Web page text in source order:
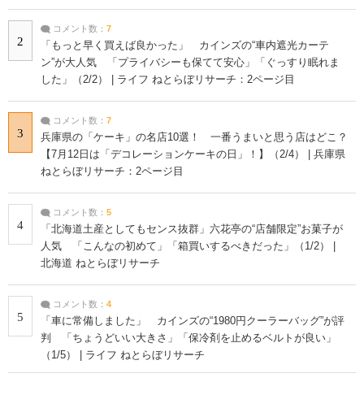
2
コメント数： 7
「もっと早く買えば良かった」 カインズの“車内遮光カーテ
ン”が大人気 「プライバシーも保てて安心」「ぐっすり眠れま
した」（2/2） | ライフ ねとらぼリサーチ：2ページ目
3
コメント数： 7
兵庫県の「ケーキ」の名店10選！ 一番うまいと思う店はどこ？
【7月12日は「デコレーションケーキの日」！】（2/4） | 兵庫県
ねとらぼリサーチ：2ページ目
4
コメント数： 5
「北海道土産としてもセンス抜群」六花亭の“店舗限定”お菓子が
人気 「こんなの初めて」「箱買いするべきだった」（1/2） |
北海道 ねとらぼリサーチ
5
コメント数： 4
「車に常備しました」 カインズの“1980円クーラーバッグ”が評
判 「ちょうどいい大きさ」「保冷剤を止めるベルトが良い」
（1/5） | ライフ ねとらぼリサーチ